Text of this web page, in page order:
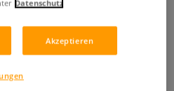
PATAPLAST
Thermoplast sind
Datenschutz
Akzeptieren